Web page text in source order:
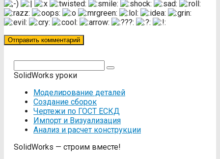
SolidWorks уроки
Моделирование деталей
Создание сборок
Чертежи по ГОСТ ЕСКД
Импорт и Визуализация
Анализ и расчет конструкции
SolidWorks — строим вместе!